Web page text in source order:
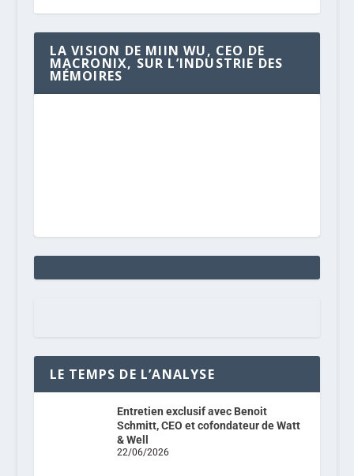
LA VISION DE MIIN WU, CEO DE
MACRONIX, SUR L’INDUSTRIE DES
MÉMOIRES
LE TEMPS DE L’ANALYSE
Entretien exclusif avec Benoit
Schmitt, CEO et cofondateur de Watt
& Well
22/06/2026